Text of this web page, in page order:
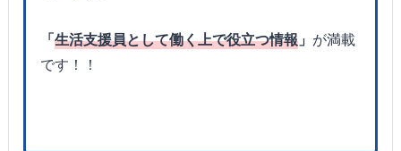
「生活支援員として働く上で役立つ情報 」 が満載
です！！